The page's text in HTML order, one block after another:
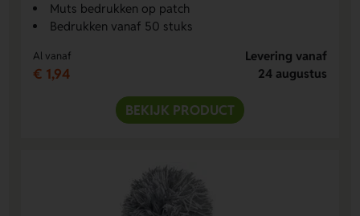
Muts bedrukken op patch
Bedrukken vanaf 50 stuks
Al vanaf
€ 1,94
Levering vanaf
24 augustus
BEKIJK PRODUCT